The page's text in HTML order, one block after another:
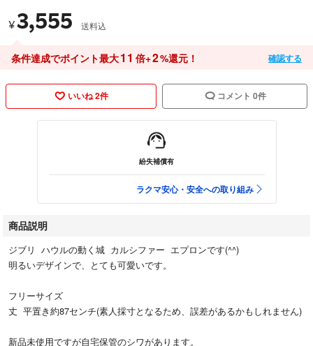
¥3,555 送料込
条件達成でポイント最大11 倍+2%還元！ 確認する
いいね 2件 コメント 0件
紛失補償有
ラクマ安心・安全への取り組み
商品説明
ジブリ ハウルの動く城 カルシファー エプロンです(^^)
明るいデザインで、とても可愛いです。
フリーサイズ
丈 平置き約87センチ(素人採寸となるため、誤差があるかもしれません)
新品未使用ですが自宅保管のシワがあります。